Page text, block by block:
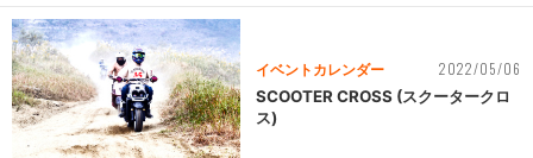
イベントカレンダー 2022/05/06
SCOOTER CROSS (スクータークロ
ス)